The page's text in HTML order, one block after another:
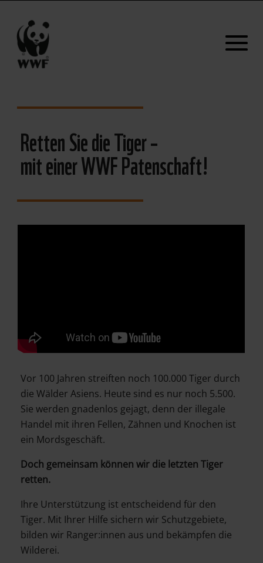
Retten Sie die Tiger –
mit einer WWF Patenschaft!
Vor 100 Jahren streiften noch 100.000 Tiger durch
die Wälder Asiens. Heute sind es nur noch 5.500.
Sie werden gnadenlos gejagt, denn der illegale
Handel mit ihren Fellen, Zähnen und Knochen ist
ein Mordsgeschäft.
Doch gemeinsam können wir die letzten Tiger
retten.
Ihre Unterstützung ist entscheidend für den
Tiger. Mit Ihrer Hilfe sichern wir Schutzgebiete,
bilden wir Ranger:innen aus und bekämpfen die
Wilderei.